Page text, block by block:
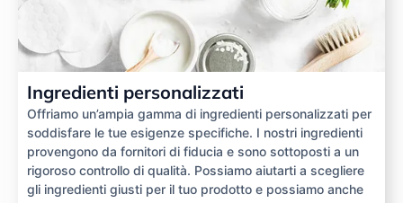
Ingredienti personalizzati
Offriamo un’ampia gamma di ingredienti personalizzati per
soddisfare le tue esigenze specifiche. I nostri ingredienti
provengono da fornitori di fiducia e sono sottoposti a un
rigoroso controllo di qualità. Possiamo aiutarti a scegliere
gli ingredienti giusti per il tuo prodotto e possiamo anche